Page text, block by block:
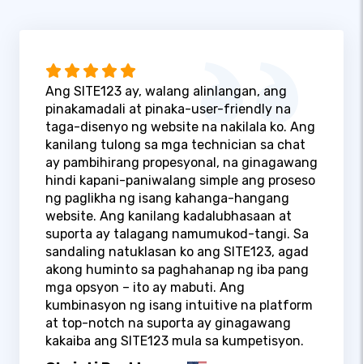
Ang SITE123 ay, walang alinlangan, ang
pinakamadali at pinaka-user-friendly na
taga-disenyo ng website na nakilala ko. Ang
kanilang tulong sa mga technician sa chat
ay pambihirang propesyonal, na ginagawang
hindi kapani-paniwalang simple ang proseso
ng paglikha ng isang kahanga-hangang
website. Ang kanilang kadalubhasaan at
suporta ay talagang namumukod-tangi. Sa
sandaling natuklasan ko ang SITE123, agad
akong huminto sa paghahanap ng iba pang
mga opsyon – ito ay mabuti. Ang
kumbinasyon ng isang intuitive na platform
at top-notch na suporta ay ginagawang
kakaiba ang SITE123 mula sa kumpetisyon.